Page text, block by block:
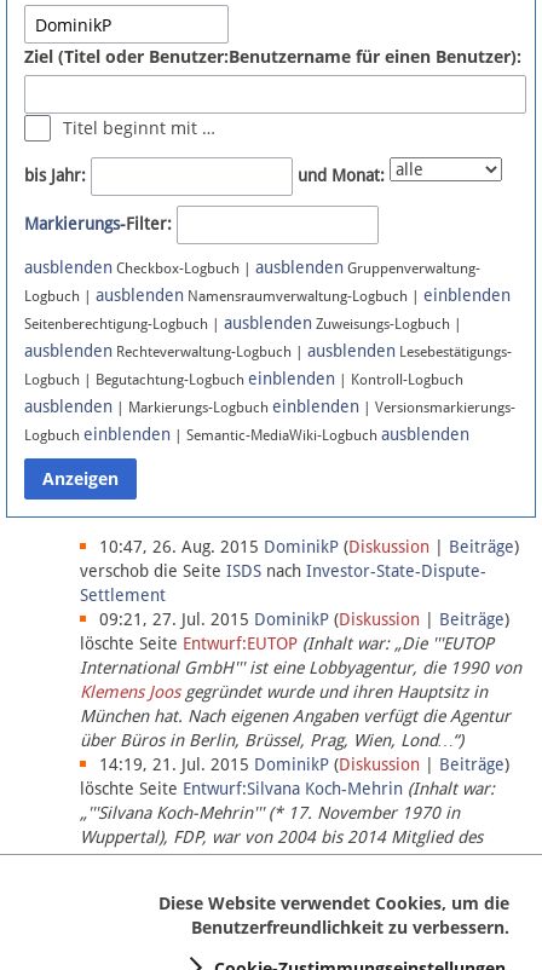
Fehler melden
Newsletter
Bluesky
Facebook
Instagram
Anmelden
Datenschutz
Über Lobbypedia
Impressum
Ziel (Titel oder Benutzer:Benutzername für einen Benutzer):
Titel beginnt mit …
bis Jahr: und Monat:
Markierungs-Filter:
ausblenden Checkbox-Logbuch | ausblenden Gruppenverwaltung-
Logbuch | ausblenden Namensraumverwaltung-Logbuch | einblenden
Seitenberechtigung-Logbuch | ausblenden Zuweisungs-Logbuch |
ausblenden Rechteverwaltung-Logbuch | ausblenden Lesebestätigungs-
Logbuch | Begutachtung-Logbuch einblenden | Kontroll-Logbuch
ausblenden | Markierungs-Logbuch einblenden | Versionsmarkierungs-
Logbuch einblenden | Semantic-MediaWiki-Logbuch ausblenden
10:47, 26. Aug. 2015 DominikP (Diskussion Beiträge)
verschob die Seite ISDS nach Investor-State-Dispute-
Settlement
09:21, 27. Jul. 2015 DominikP (Diskussion Beiträge)
löschte Seite Entwurf:EUTOP (Inhalt war: „Die '''EUTOP
International GmbH''' ist eine Lobbyagentur, die 1990 von
Klemens Joosgegründet wurde und ihren Hauptsitz in
München hat. Nach eigenen Angaben verfügt die Agentur
über Büros in Berlin, Brüssel, Prag, Wien, Lond…“)
14:19, 21. Jul. 2015 DominikP (Diskussion Beiträge)
löschte Seite Entwurf:Silvana Koch-Mehrin (Inhalt war:
„'''Silvana Koch-Mehrin''' (* 17. November 1970 in
Wuppertal), FDP, war von 2004 bis 2014 Mitglied des
Europäischen Parlaments, seit November 2014 ist sie für
Diese Website verwendet Cookies, um die
Benutzerfreundlichkeit zu verbessern.